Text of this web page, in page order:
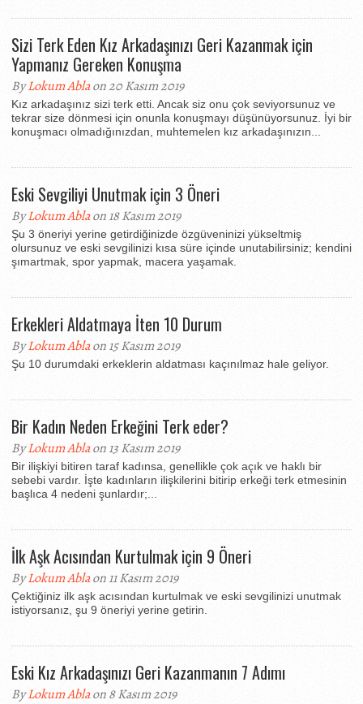
Sizi Terk Eden Kız Arkadaşınızı Geri Kazanmak için
Yapmanız Gereken Konuşma
ByLokum Ablaon 20 Kasım 2019
Kız arkadaşınız sizi terk etti. Ancak siz onu çok seviyorsunuz ve
tekrar size dönmesi için onunla konuşmayı düşünüyorsunuz. İyi bir
konuşmacı olmadığınızdan, muhtemelen kız arkadaşınızın...
Eski Sevgiliyi Unutmak için 3 Öneri
ByLokum Ablaon 18 Kasım 2019
Şu 3 öneriyi yerine getirdiğinizde özgüveninizi yükseltmiş
olursunuz ve eski sevgilinizi kısa süre içinde unutabilirsiniz; kendini
şımartmak, spor yapmak, macera yaşamak.
Erkekleri Aldatmaya İten 10 Durum
ByLokum Ablaon 15 Kasım 2019
Şu 10 durumdaki erkeklerin aldatması kaçınılmaz hale geliyor.
Bir Kadın Neden Erkeğini Terk eder?
ByLokum Ablaon 13 Kasım 2019
Bir ilişkiyi bitiren taraf kadınsa, genellikle çok açık ve haklı bir
sebebi vardır. İşte kadınların ilişkilerini bitirip erkeği terk etmesinin
başlıca 4 nedeni şunlardır;...
İlk Aşk Acısından Kurtulmak için 9 Öneri
ByLokum Ablaon 11 Kasım 2019
Çektiğiniz ilk aşk acısından kurtulmak ve eski sevgilinizi unutmak
istiyorsanız, şu 9 öneriyi yerine getirin.
Eski Kız Arkadaşınızı Geri Kazanmanın 7 Adımı
ByLokum Ablaon 8 Kasım 2019